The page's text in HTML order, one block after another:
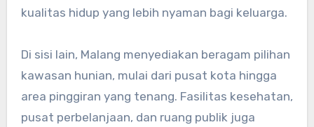
kualitas hidup yang lebih nyaman bagi keluarga.
Di sisi lain, Malang menyediakan beragam pilihan
kawasan hunian, mulai dari pusat kota hingga
area pinggiran yang tenang. Fasilitas kesehatan,
pusat perbelanjaan, dan ruang publik juga